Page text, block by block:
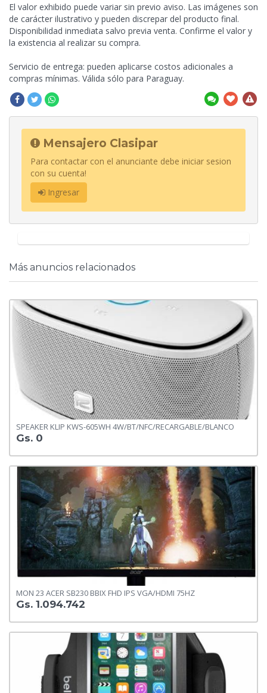
El valor exhibido puede variar sin previo aviso. Las imágenes son
de carácter ilustrativo y pueden discrepar del producto final.
Disponibilidad inmediata salvo previa venta. Confirme el valor y
la existencia al realizar su compra.
Servicio de entrega: pueden aplicarse costos adicionales a
compras mínimas. Válida sólo para Paraguay.
Mensajero Clasipar
Para contactar con el anunciante debe iniciar sesion
con su cuenta!
Ingresar
Más anuncios relacionados
SPEAKER KLIP KWS-605WH 4W/BT/NFC/RECARGABLE/BLANCO
Gs. 0
MON 23 ACER SB230 BBIX FHD IPS VGA/HDMI 75HZ
Gs. 1.094.742